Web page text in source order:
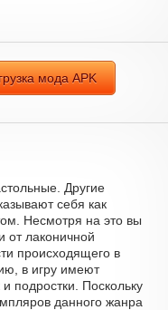
мода APK
Другие
себя как
Несмотря на это вы
от лаконичной
происходящего в
в игру имеют
подростки. Поскольку
данного жанра